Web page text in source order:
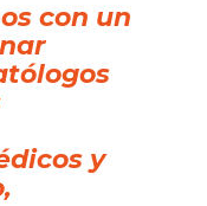
con un
y